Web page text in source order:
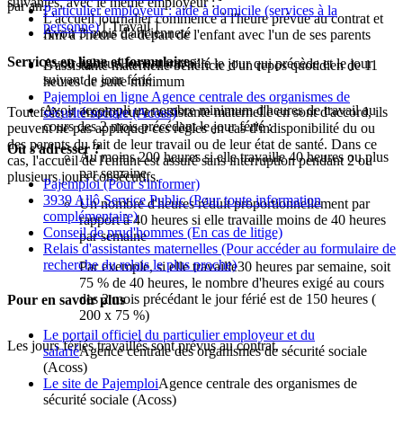
L'accueil journalier commence à l'heure prévue au contrat et
finit à l'heure de départ de l'enfant avec l'un de ses parents
L'assistante maternelle bénéficie d'un repos quotidien de 11
heures de suite minimum
Toutefois, si employeur et assistante maternelle en sont d'accord, ils
peuvent ne pas appliquer ces règles en cas d'indisponibilité du ou
des parents du fait de leur travail ou de leur état de santé. Dans ce
cas, l'accueil de l'enfant est assuré sans interruption pendant 2 ou
plusieurs jours consécutifs.
par an.
Avoir 3 mois d'ancienneté
Avoir habituellement travaillé le jour qui précède et le jour
suivant le jour férié
Avoir accompli un nombre minimum d'heures de travail au
cours des 2 mois précédant le jour férié :
Au moins 200 heures si elle travaille 40 heures ou plus
par semaine
Un nombre d'heures réduit proportionnellement par
rapport à 40 heures si elle travaille moins de 40 heures
par semaine
Par exemple, si elle travaille30 heures par semaine, soit
75 % de 40 heures, le nombre d'heures exigé au cours
des 2 mois précédant le jour férié est de 150 heures (
200 x 75 %)
Les jours fériés travaillés sont prévus au contrat.
Particulier employeur : aide à domicile (services à la
personne)[ Travail ]
Services en ligne et formulaires
Pajemploi en ligne Agence centrale des organismes de
sécurité sociale (Acoss)
Où s'adresser ?
Pajemploi(Pour s'informer)
3939 Allô Service Public(Pour toute information
complémentaire)
Conseil de prud'hommes (En cas de litige)
Relais d'assistantes maternelles (Pour accéder au formulaire de
recherche du relais le plus proche)
Pour en savoir plus
Le portail officiel du particulier employeur et du
salariéAgence centrale des organismes de sécurité sociale
(Acoss)
Le site de PajemploiAgence centrale des organismes de
sécurité sociale (Acoss)